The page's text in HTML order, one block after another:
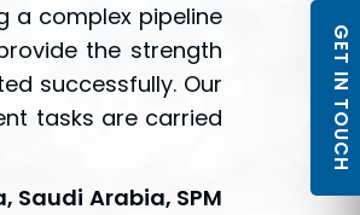
a complex pipeline
the strength
successfully. Our
tasks are carried
Saudi Arabia, SPM
GET IN TOUCH